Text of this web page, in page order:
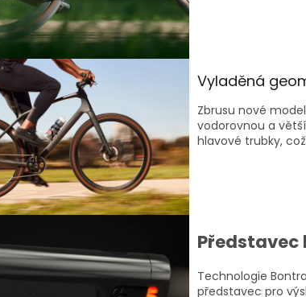
Vyladěná
Zbrusu nové
vodorovnou a
hlavové trubky,
Představec
Technologie
představec pro